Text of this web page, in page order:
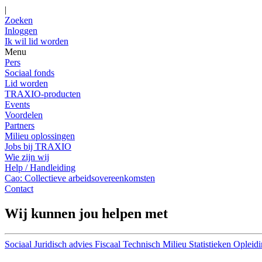
|
Zoeken
Inloggen
Ik wil lid worden
Menu
Pers
Sociaal fonds
Lid worden
TRAXIO-producten
Events
Voordelen
Partners
Milieu oplossingen
Jobs bij TRAXIO
Wie zijn wij
Help / Handleiding
Cao: Collectieve arbeidsovereenkomsten
Contact
Wij kunnen jou helpen met
Sociaal Juridisch advies Fiscaal Technisch Milieu Statistieken